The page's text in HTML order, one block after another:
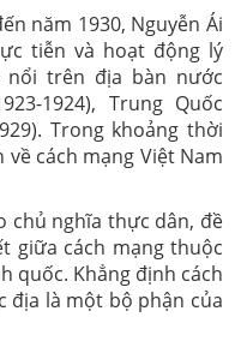
năm 1930, Nguyễn Ái
tiễn và hoạt động lý
trên địa bàn nước
1924), Trung Quốc
Trong khoảng thời
cách mạng Việt Nam
chủ nghĩa thực dân, đề
giữa cách mạng thuộc
quốc. Khẳng định cách
địa là một bộ phận của